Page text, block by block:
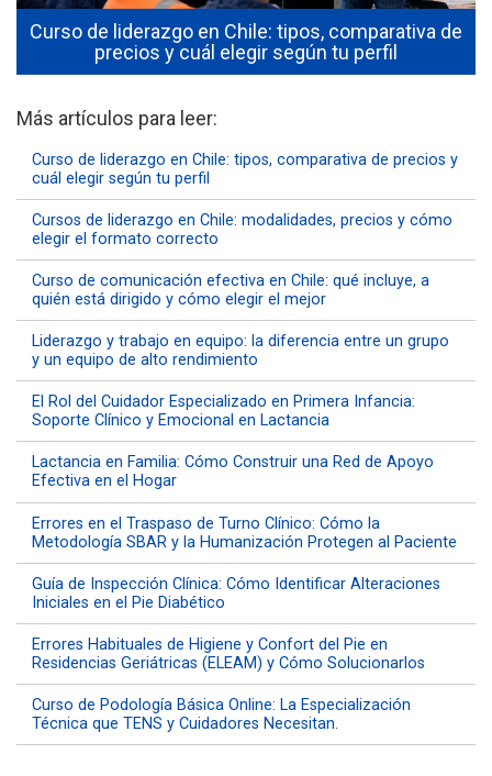
Curso de liderazgo en Chile: tipos, comparativa de
precios y cuál elegir según tu perfil
Más artículos para leer:
Curso de liderazgo en Chile: tipos, comparativa de precios y
cuál elegir según tu perfil
Cursos de liderazgo en Chile: modalidades, precios y cómo
elegir el formato correcto
Curso de comunicación efectiva en Chile: qué incluye, a
quién está dirigido y cómo elegir el mejor
Liderazgo y trabajo en equipo: la diferencia entre un grupo
y un equipo de alto rendimiento
El Rol del Cuidador Especializado en Primera Infancia:
Soporte Clínico y Emocional en Lactancia
Lactancia en Familia: Cómo Construir una Red de Apoyo
Efectiva en el Hogar
Errores en el Traspaso de Turno Clínico: Cómo la
Metodología SBAR y la Humanización Protegen al Paciente
Guía de Inspección Clínica: Cómo Identificar Alteraciones
Iniciales en el Pie Diabético
Errores Habituales de Higiene y Confort del Pie en
Residencias Geriátricas (ELEAM) y Cómo Solucionarlos
Curso de Podología Básica Online: La Especialización
Técnica que TENS y Cuidadores Necesitan.